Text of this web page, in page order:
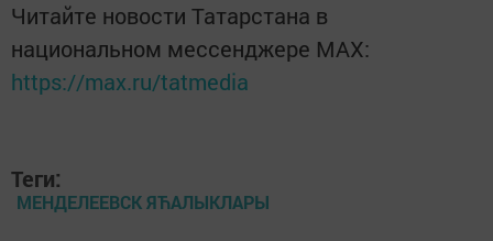
Читайте новости Татарстана в
национальном мессенджере MАХ:
https://max.ru/tatmedia
Теги:
МЕНДЕЛЕЕВСК ЯЋАЛЫКЛАРЫ